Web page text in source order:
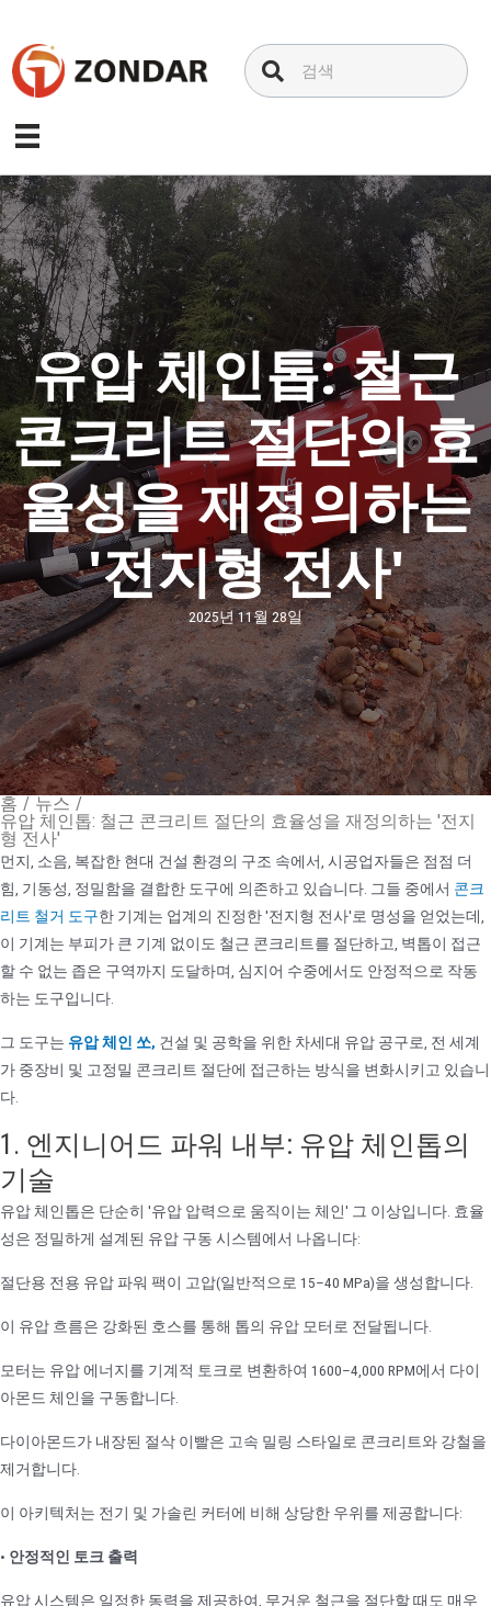
으
뛰
기
유압 체인톱: 철근
콘크리트 절단의 효
율성을 재정의하는
'전지형 전사'
2025년 11월 28일
홈 / 뉴스 /
유압 체인톱: 철근 콘크리트 절단의 효율성을 재정의하는 '전지
형 전사'
먼지, 소음, 복잡한 현대 건설 환경의 구조 속에서, 시공업자들은 점점 더
힘, 기동성, 정밀함을 결합한 도구에 의존하고 있습니다. 그들 중에서 콘크
리트 철거 도구한 기계는 업계의 진정한 '전지형 전사'로 명성을 얻었는데,
이 기계는 부피가 큰 기계 없이도 철근 콘크리트를 절단하고, 벽톱이 접근
할 수 없는 좁은 구역까지 도달하며, 심지어 수중에서도 안정적으로 작동
하는 도구입니다.
그 도구는 유압 체인 쏘, 건설 및 공학을 위한 차세대 유압 공구로, 전 세계
가 중장비 및 고정밀 콘크리트 절단에 접근하는 방식을 변화시키고 있습니
다.
1. 엔지니어드 파워 내부: 유압 체인톱의
기술
유압 체인톱은 단순히 '유압 압력으로 움직이는 체인' 그 이상입니다. 효율
성은 정밀하게 설계된 유압 구동 시스템에서 나옵니다:
절단용 전용 유압 파워 팩이 고압(일반적으로 15–40 MPa)을 생성합니다.
이 유압 흐름은 강화된 호스를 통해 톱의 유압 모터로 전달됩니다.
모터는 유압 에너지를 기계적 토크로 변환하여 1600–4,000 RPM에서 다이
아몬드 체인을 구동합니다.
다이아몬드가 내장된 절삭 이빨은 고속 밀링 스타일로 콘크리트와 강철을
제거합니다.
이 아키텍처는 전기 및 가솔린 커터에 비해 상당한 우위를 제공합니다:
• 안정적인 토크 출력
유압 시스템은 일정한 동력을 제공하여, 무거운 철근을 절단할 때도 매우